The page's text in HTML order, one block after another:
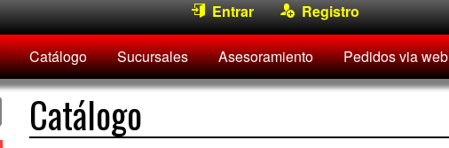
Entrar Registro
Catálogo Sucursales Asesoramiento Pedidos via web
Catálogo